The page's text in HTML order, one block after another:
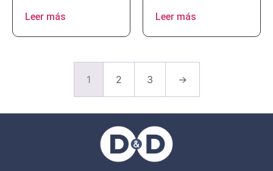
Leer más Leer más
1 2 3 →